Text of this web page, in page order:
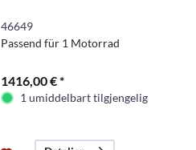
46649
Passend für 1 Motorrad
1416,00 € *
1 umiddelbart tilgjengelig